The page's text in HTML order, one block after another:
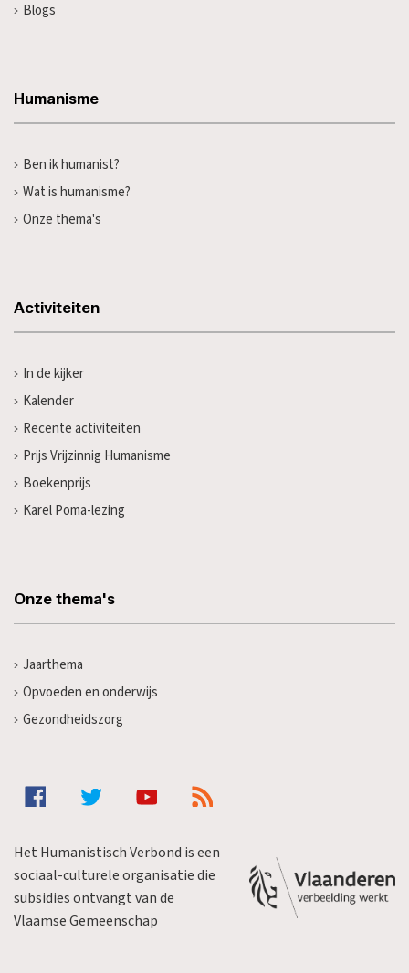
Blogs
Humanisme
Ben ik humanist?
Wat is humanisme?
Onze thema's
Activiteiten
In de kijker
Kalender
Recente activiteiten
Prijs Vrijzinnig Humanisme
Boekenprijs
Karel Poma-lezing
Onze thema's
Jaarthema
Opvoeden en onderwijs
Gezondheidszorg
Het Humanistisch Verbond is een
sociaal-culturele organisatie die
subsidies ontvangt van de
Vlaamse Gemeenschap